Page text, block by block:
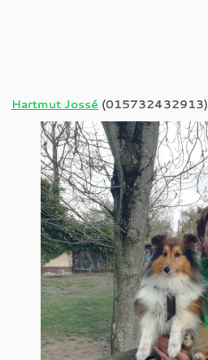
Hartmut Jossé (015732432913)